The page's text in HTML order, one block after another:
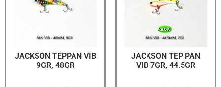
JACKSON TEP PAN
VIB 7GR, 44.5GR
JACKSON TEPPAN VIB
9GR, 48GR